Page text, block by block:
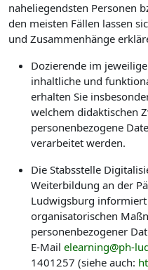
naheliegendsten Personen
den meisten Fällen lassen
und Zusammenhänge
Dozierende im
inhaltliche und
erhalten Sie
welchem didaktischen
personenbezogene
verarbeitet werden.
Die Stabsstelle
Weiterbildung an der
Ludwigsburg
organisatorischen
personenbezogener
E-Mail elearning@ph-
1401257 (siehe auch: